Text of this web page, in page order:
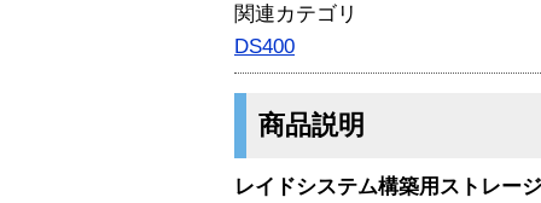
関連カテゴリ
DS400
商品説明
レイドシステム構築用ストレー